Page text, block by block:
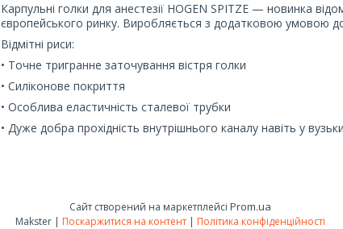
Карпульні голки для анестезії HOGEN SPITZE — новинка
європейського ринку. Виробляється з додатковою умовою
Відмітні риси:
• Точне тригранне заточування вістря голки
• Силіконове покриття
• Особлива еластичність сталевої трубки
• Дуже добра прохідність внутрішнього каналу навіть у
Сайт створений на маркетплейсі Prom.ua
Makster | Поскаржитися на контент | Політика конфіденційності